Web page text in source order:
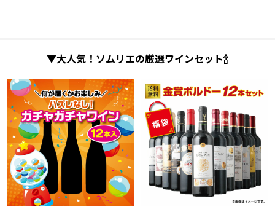
▼大人気！ソムリエの厳選ワインセット🍾